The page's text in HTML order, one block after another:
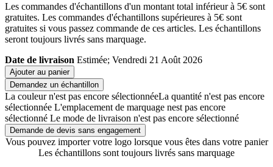
Les commandes d'échantillons d'un montant total inférieur à 5€ sont
gratuites. Les commandes d'échantillons supérieures à 5€ sont
gratuites si vous passez commande de ces articles. Les échantillons
seront toujours livrés sans marquage.
Date de livraison Estimée; Vendredi 21 Août 2026
Ajouter au panier
Demandez un échantillon
La couleur n'est pas encore sélectionnéeLa quantité n'est pas encore
sélectionnée L'emplacement de marquage nest pas encore
sélectionné Le mode de livraison n'est pas encore sélectionné
Demande de devis sans engagement
Vous pouvez importer votre logo lorsque vous êtes dans votre panier
Les échantillons sont toujours livrés sans marquage